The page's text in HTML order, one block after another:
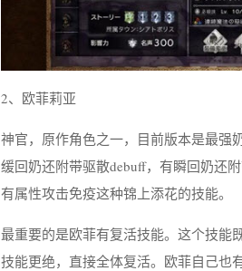
2、欧菲莉亚
神官，原作角色之一，目前版本是最强
缓回奶还附带驱散debuff，有瞬回奶还
有属性攻击免疫这种锦上添花的技能。
最重要的是欧菲有复活技能。这个技能
技能更绝，直接全体复活。欧菲自己也